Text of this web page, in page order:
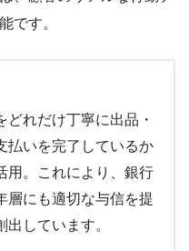
です。
れだけ丁寧に出品・
払いを完了しているか
用。これにより、銀行
層にも適切な与信を提
しています。